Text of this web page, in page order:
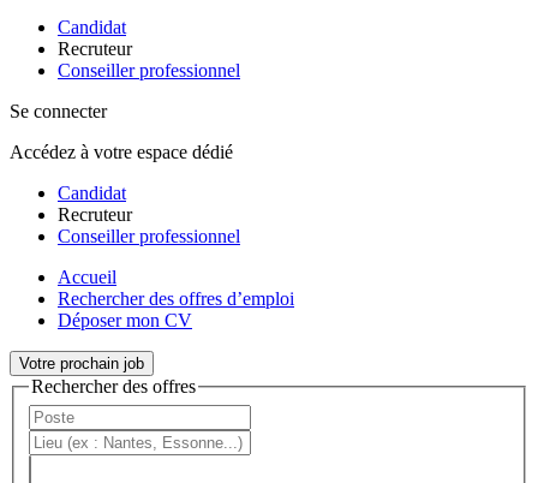
Candidat
Recruteur
Conseiller professionnel
Se connecter
Accédez à votre espace dédié
Candidat
Recruteur
Conseiller professionnel
Accueil
Rechercher des offres d’emploi
Déposer mon CV
Votre prochain job
Rechercher des offres